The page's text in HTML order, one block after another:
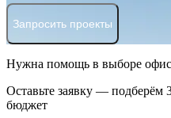
Запросить проекты
Нужна помощь в выборе
Оставьте заявку — подберём
бюджет